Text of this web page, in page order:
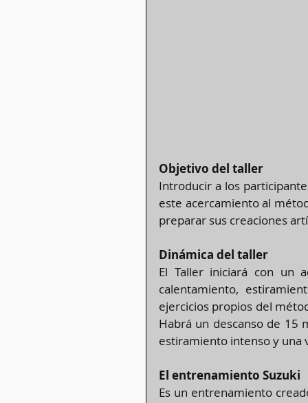
Objetivo del taller
Introducir a los
este acercamiento al
preparar sus creaciones
Dinámica del taller
El Taller iniciará con un
calentamiento,
ejercicios propios del
Habrá un descanso de 15
estiramiento intenso y una
El entrenamiento Suzuki
Es un entrenamiento